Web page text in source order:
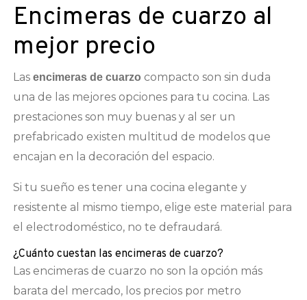
Encimeras de cuarzo al
mejor precio
Las encimeras de cuarzo compacto son sin duda
una de las mejores opciones para tu cocina. Las
prestaciones son muy buenas y al ser un
prefabricado existen multitud de modelos que
encajan en la decoración del espacio.
Si tu sueño es tener una cocina elegante y
resistente al mismo tiempo, elige este material para
el electrodoméstico, no te defraudará.
¿Cuánto cuestan las encimeras de cuarzo?
Las encimeras de cuarzo no son la opción más
barata del mercado, los precios por metro